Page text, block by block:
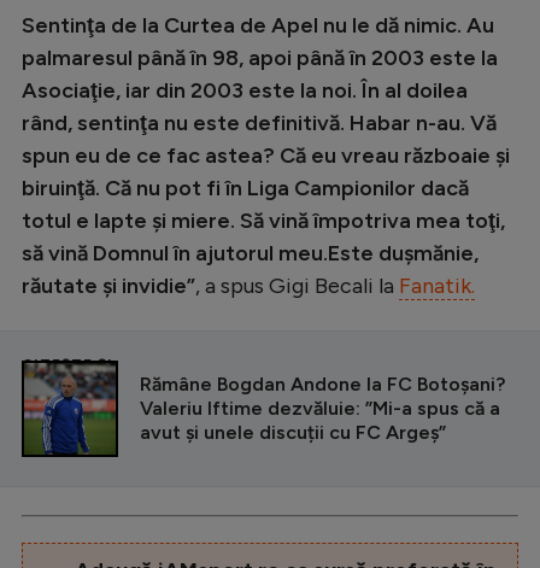
Sentinţa de la Curtea de Apel nu le dă nimic. Au
palmaresul până în 98, apoi până în 2003 este la
Asociaţie, iar din 2003 este la noi. În al doilea
rând, sentinţa nu este definitivă. Habar n-au. Vă
spun eu de ce fac astea? Că eu vreau războaie şi
biruinţă. Că nu pot fi în Liga Campionilor dacă
totul e lapte şi miere. Să vină împotriva mea toţi,
să vină Domnul în ajutorul meu.Este duşmănie,
răutate şi invidie”, a spus Gigi Becali la Fanatik.
CITEȘTE ȘI
Rămâne Bogdan Andone la FC Botoșani?
Valeriu Iftime dezvăluie: ”Mi-a spus că a
avut și unele discuții cu FC Argeș”